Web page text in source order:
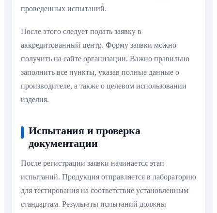
проведенных испытаний.
После этого следует подать заявку в
аккредитованный центр. Форму заявки можно
получить на сайте организации. Важно правильно
заполнить все пункты, указав полные данные о
производителе, а также о целевом использовании
изделия.
Испытания и проверка
документации
После регистрации заявки начинается этап
испытаний. Продукция отправляется в лабораторию
для тестирования на соответствие установленным
стандартам. Результаты испытаний должны